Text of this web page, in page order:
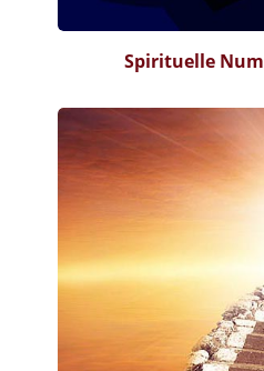
Spirituelle